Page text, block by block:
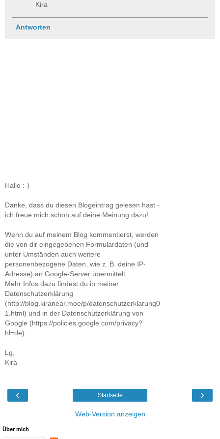
Kira
Antworten
Hallo :-)
Danke, dass du diesen Blogeintrag gelesen hast -
ich freue mich schon auf deine Meinung dazu!
Wenn du auf meinem Blog kommentierst, werden
die von dir eingegebenen Formulardaten (und
unter Umständen auch weitere
personenbezogene Daten, wie z. B. deine IP-
Adresse) an Google-Server übermittelt.
Mehr Infos dazu findest du in meiner
Datenschutzerklärung
(http://blog.kiranear.moe/p/datenschutzerklarung0
1.html) und in der Datenschutzerklärung von
Google (https://policies.google.com/privacy?
hl=de).
Lg,
Kira
‹ ›
Startseite
Web-Version anzeigen
Über mich